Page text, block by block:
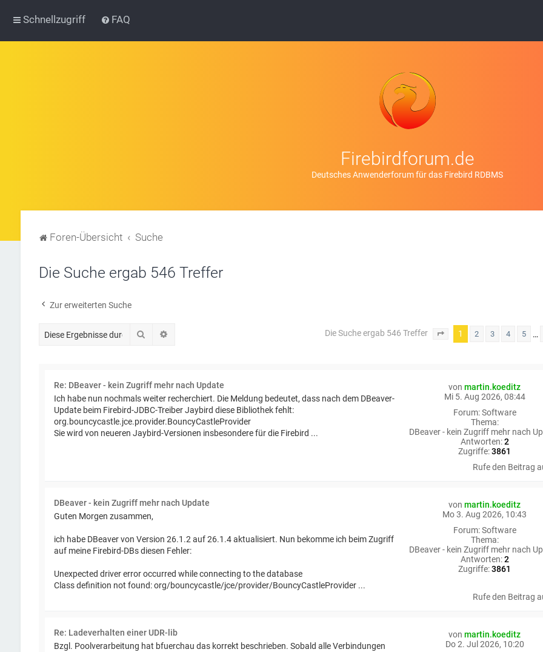
Schnellzugriff FAQ
Firebirdforum.de
Deutsches Anwenderforum für das Firebird RDBMS
Foren-Übersicht Suche
Die Suche ergab 546 Treffer
Zur erweiterten Suche
Suche Die Suche ergab 546 Treffer Seite von 55
1 2 3 4 5 …
vonmartin.koeditz
Mi 5. Aug 2026, 08:44
Forum:Software
Thema:
DBeaver - kein Zugriff mehr nach
Antworten:2
Zugriffe:3861
Re: DBeaver - kein Zugriff mehr nach Update
Ich habe nun nochmals weiter recherchiert. Die Meldung bedeutet, dass nach dem DBeaver-
Update beim Firebird-JDBC-Treiber Jaybird diese Bibliothek fehlt:
org.bouncycastle.jce.provider.BouncyCastleProvider
Sie wird von neueren Jaybird-Versionen insbesondere für die Firebird ...
Rufe den Beitrag
vonmartin.koeditz
Mo 3. Aug 2026, 10:43
Forum:Software
Thema:
DBeaver - kein Zugriff mehr nach
Antworten:2
Zugriffe:3861
DBeaver - kein Zugriff mehr nach Update
Guten Morgen zusammen,
ich habe DBeaver von Version 26.1.2 auf 26.1.4 aktualisiert. Nun bekomme ich beim Zugriff
auf meine Firebird-DBs diesen Fehler:
Unexpected driver error occurred while connecting to the database
Class definition not found: org/bouncycastle/jce/provider/BouncyCastleProvider ...
Rufe den Beitrag
vonmartin.koeditz
Do 2. Jul 2026, 10:20
Re: Ladeverhalten einer UDR-lib
Bzgl. Poolverarbeitung hat bfuerchau das korrekt beschrieben. Sobald alle Verbindungen